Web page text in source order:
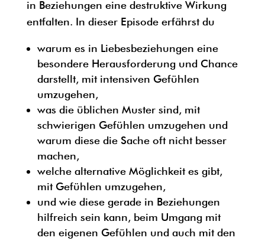
in Beziehungen eine destruktive Wirkung
entfalten. In dieser Episode erfährst du
warum es in Liebesbeziehungen eine
besondere Herausforderung und Chance
darstellt, mit intensiven Gefühlen
umzugehen,
was die üblichen Muster sind, mit
schwierigen Gefühlen umzugehen und
warum diese die Sache oft nicht besser
machen,
welche alternative Möglichkeit es gibt,
mit Gefühlen umzugehen,
und wie diese gerade in Beziehungen
hilfreich sein kann, beim Umgang mit
den eigenen Gefühlen und auch mit den